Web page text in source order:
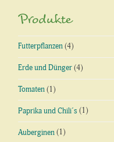
Produkte
Futterpflanzen (4)
Erde und Dünger (4)
Tomaten (1)
Paprika und Chili´s (1)
Auberginen (1)